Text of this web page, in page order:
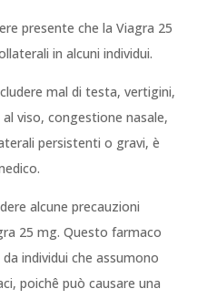
presente che la Viagra 25
in alcuni individui.
mal di testa, vertigini,
viso, congestione nasale,
persistenti o gravi, è
alcune precauzioni
25 mg. Questo farmaco
individui che assumono
poichê può causare una